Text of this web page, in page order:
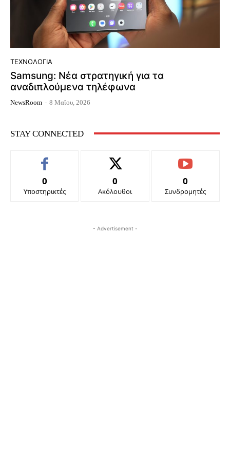
ΤΕΧΝΟΛΟΓΊΑ
Samsung: Νέα στρατηγική για τα
αναδιπλούμενα τηλέφωνα
NewsRoom - 8 Μαΐου, 2026
STAY CONNECTED
0
Υποστηρικτές
0
Ακόλουθοι
0
Συνδρομητές
- Advertisement -